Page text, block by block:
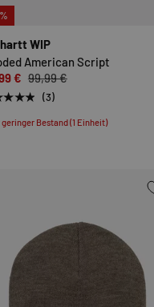
WIP
American Script
€ 99,99 €
(3)
geringer Bestand (1 Einheit)